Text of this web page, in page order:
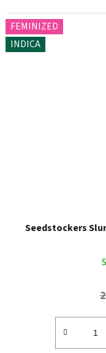
FEMINIZED
INDICA
Seedstockers